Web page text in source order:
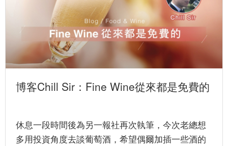
博客Chill Sir：Fine Wine從來都是免費的
休息一段時間後為另一報社再次執筆，今次老總想
多用投資角度去談葡萄酒，希望偶爾加插一些酒的